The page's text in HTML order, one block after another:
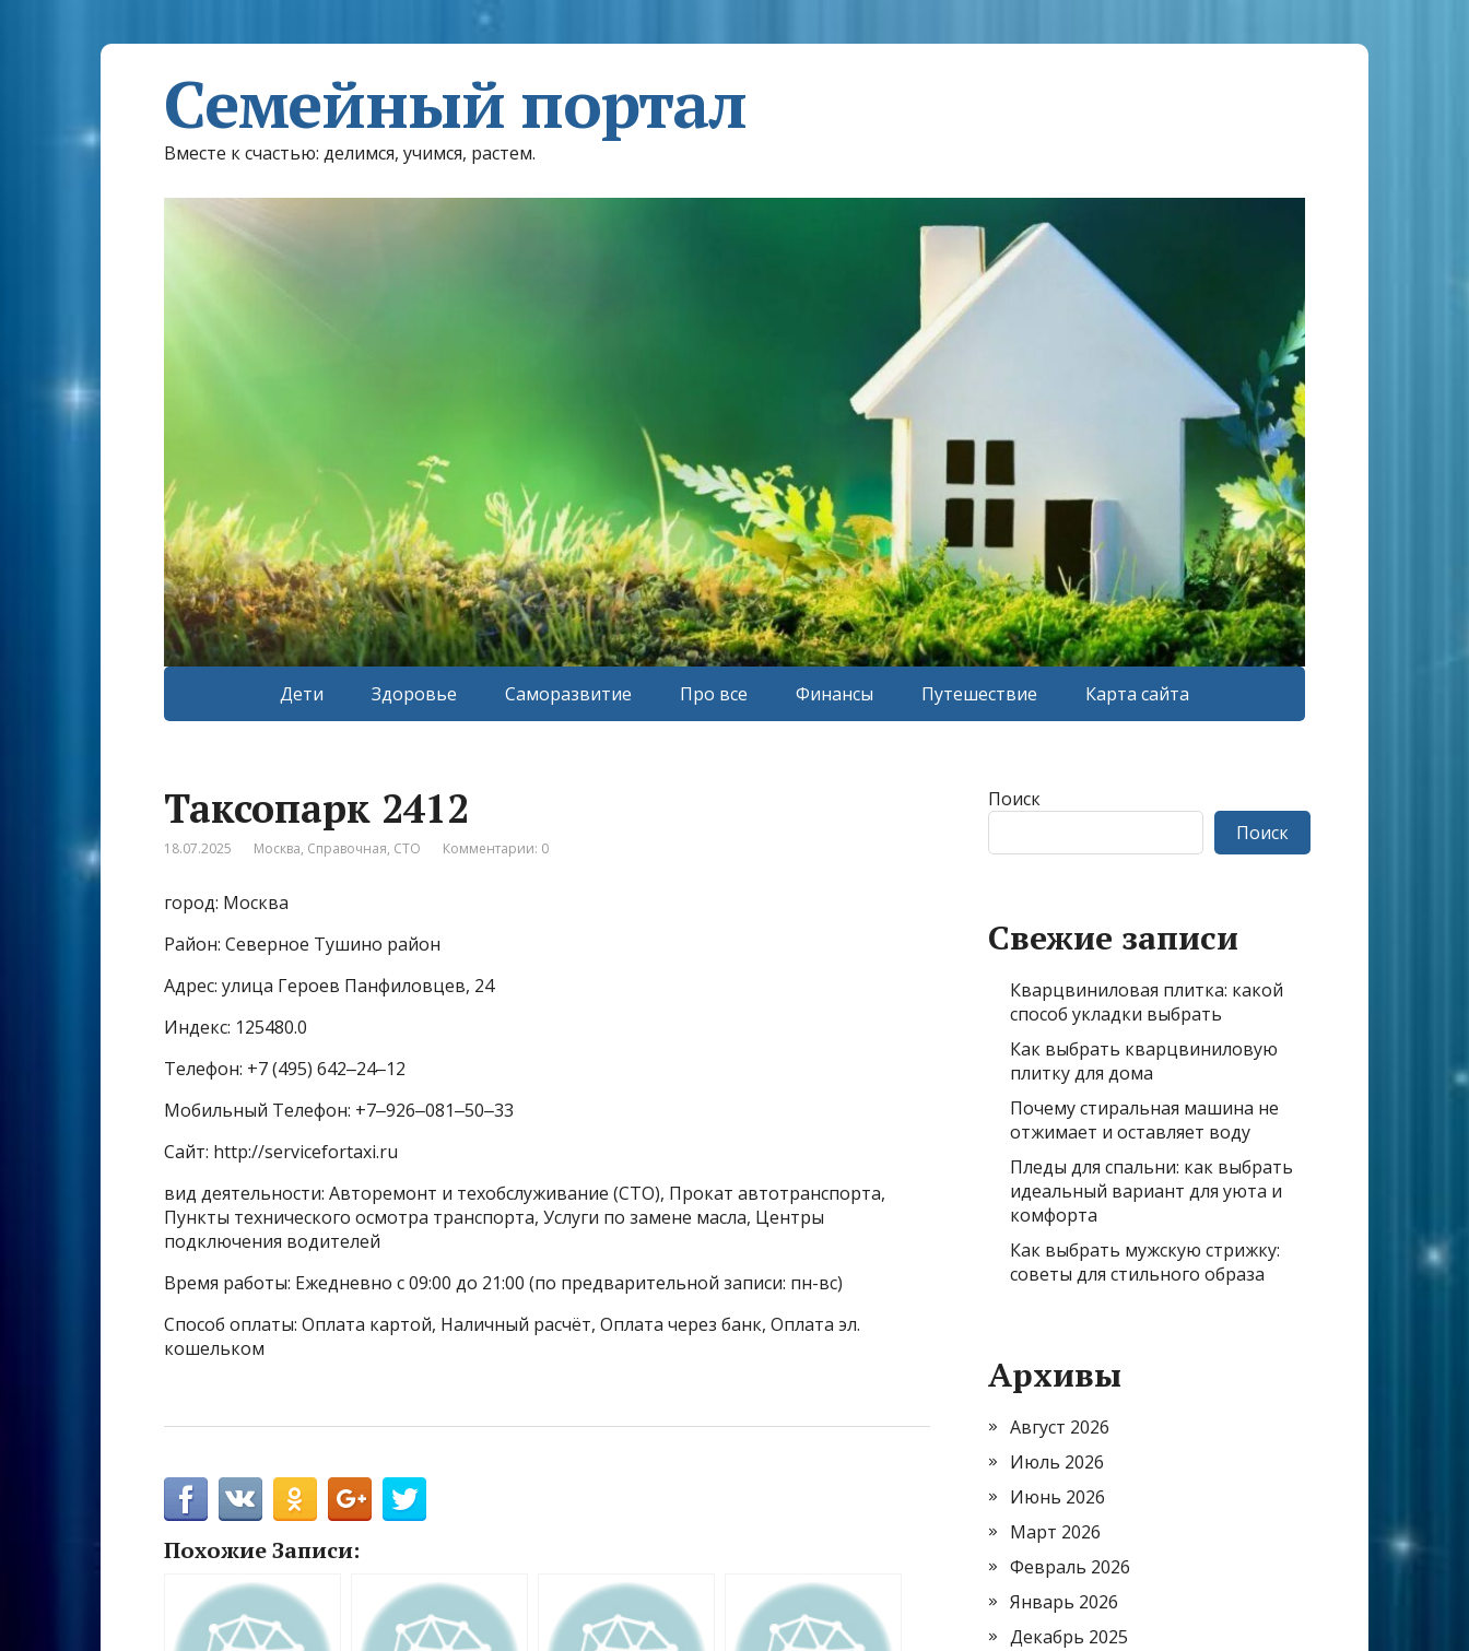
Семейный портал
Вместе к счастью: делимся, учимся, растем.
Дети Здоровье Саморазвитие Про все Финансы Путешествие Карта сайта
Таксопарк 2412
18.07.2025 Москва, Справочная, СТО Комментарии: 0
город: Москва
Район: Северное Тушино район
Адрес: улица Героев Панфиловцев, 24
Индекс: 125480.0
Телефон: +7 (495) 642‒24‒12
Мобильный Телефон: +7‒926‒081‒50‒33
Сайт: http://servicefortaxi.ru
вид деятельности: Авторемонт и техобслуживание (СТО), Прокат автотранспорта,
Пункты технического осмотра транспорта, Услуги по замене масла, Центры
подключения водителей
Время работы: Ежедневно с 09:00 до 21:00 (по предварительной записи: пн-вс)
Способ оплаты: Оплата картой, Наличный расчёт, Оплата через банк, Оплата эл.
кошельком
Похожие Записи:
Поиск
Поиск
Свежие записи
Кварцвиниловая плитка: какой
способ укладки выбрать
Как выбрать кварцвиниловую
плитку для дома
Почему стиральная машина не
отжимает и оставляет воду
Пледы для спальни: как выбрать
идеальный вариант для уюта и
комфорта
Как выбрать мужскую стрижку:
советы для стильного образа
Архивы
Август 2026
Июль 2026
Июнь 2026
Март 2026
Февраль 2026
Январь 2026
Декабрь 2025